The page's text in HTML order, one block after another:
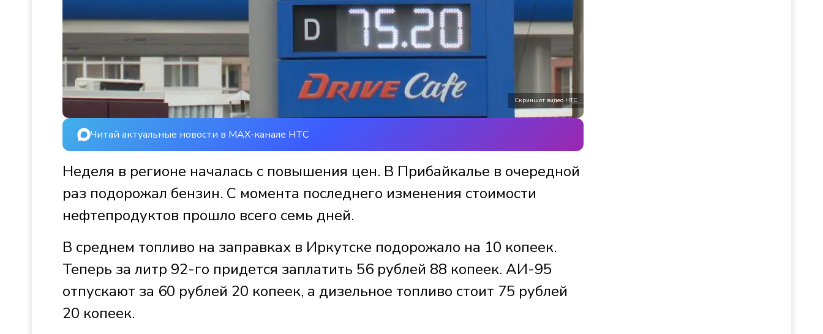
Скриншот видео НТС
Читай актуальные новости в MAX-канале НТС
Неделя в регионе началась с повышения цен. В Прибайкалье в очередной
раз подорожал бензин. С момента последнего изменения стоимости
нефтепродуктов прошло всего семь дней.
В среднем топливо на заправках в Иркутске подорожало на 10 копеек.
Теперь за литр 92-го придется заплатить 56 рублей 88 копеек. АИ-95
отпускают за 60 рублей 20 копеек, а дизельное топливо стоит 75 рублей
20 копеек.